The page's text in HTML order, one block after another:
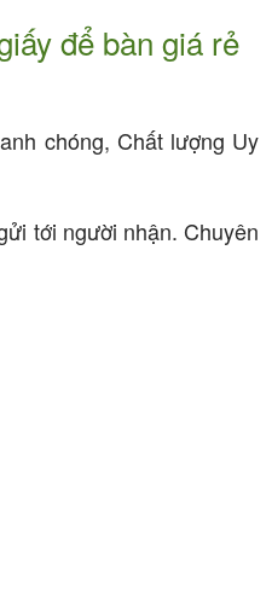
để bàn giá rẻ
chóng, Chất lượng Uy
tới người nhận. Chuyên